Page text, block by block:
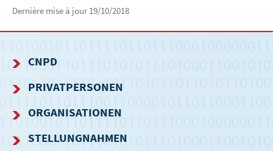
Dernière mise à jour 19/10/2018
NAVIGATIONSMENÜ
CNPD
PRIVATPERSONEN
ORGANISATIONEN
STELLUNGNAHMEN